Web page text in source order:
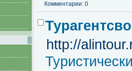
Комментарии: 0
http://